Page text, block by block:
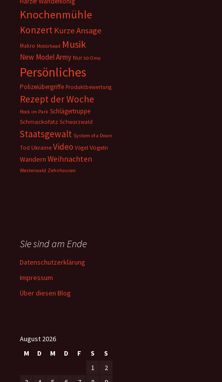
Knochenmühle
KonzertKurze Ansage
Makro Motörhead Musik
New Model Army Nur so Oma
Persönliches
Polizeiübergriffe Produktbewertung
Rezept der Woche
Rock im Park Schlägertruppe
Schmackofatz Schwarzwald
Staatsgewalt System of a Down
Tod Ukraine Video Vögel Vögeln
Wandern Weihnachten
Westerwald Zehnhausen
Sie sind am Ende
Datenschutzerklärung
Impressum
Über diesen Blog
August 2026
M
D M D F S
S
1
2